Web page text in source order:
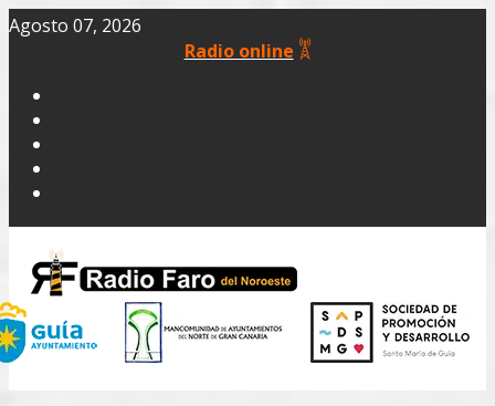
Agosto 07, 2026
Radio online